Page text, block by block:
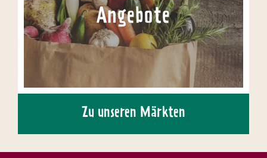
Angebote
Zu unseren Märkten